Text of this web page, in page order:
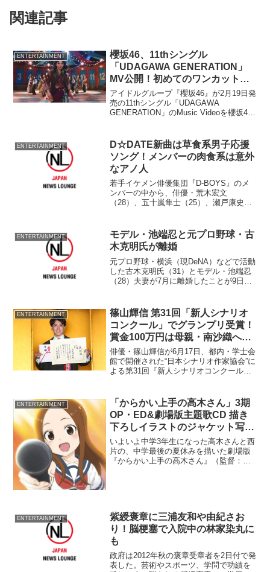
関連記事
ENTERTAINMENT
櫻坂46、11thシングル
「UDAGAWA GENERATION」
MV公開！初めてのワンカット撮
影に挑戦
アイドルグループ『櫻坂46』が2月19日発
売の11thシングル「UDAGAWA
GENERATION」のMusic Videoを櫻坂46
務めている。
ENTERTAINMENT
D☆DATE新曲は草食系男子応援
ソング！メンバーの肉食系は意外
なアノ人
若手イケメン俳優集団『D-BOYS』のメ
ンバーの中から、俳優・荒木宏文
（28）、五十嵐隼士（25）、瀬戸康史
ゾーナ川崎ルーファ広場にて、新曲
『Love Heav...
ENTERTAINMENT
モデル・池端忍と元プロ野球・古
木克明氏が離婚
元プロ野球・横浜（現DeNA）などで活動
した古木克明氏（31）とモデル・池端忍
（28）夫妻が7月に離婚したことが9日、
ENTERTAINMENT
篠山輝信 第31回「新人シナリオ
コンクール」でグランプリ受賞！
賞金100万円は母親・南沙織へ
「プレゼントをと思います」
俳優・篠山輝信が6月17日、都内・学士会
館で開催された“日本シナリオ作家協会”に
よる第31回『新人シナリオコンクール』
語った。 『島』は2022年4月4日発売
の“月刊シ...
ENTERTAINMENT
「からかい上手の高木さん」3期
OP・ED&劇場版主題歌CD 描き
下ろしイラストのジャケット写
真！高木さんと一緒に口ずさみた
くなる
いよいよ中学3年生になった高木さんと西
片の、中学最後の夏休みを描いた劇場版
『からかい上手の高木さん』（監督：赤
ENTERTAINMENT
紫綬褒章に三浦友和や由紀さお
り！脳梗塞で入院中の林家染丸に
も
政府は2012年秋の褒章受章者を2日付で発
表した。芸術やスポーツ、学問で功績を